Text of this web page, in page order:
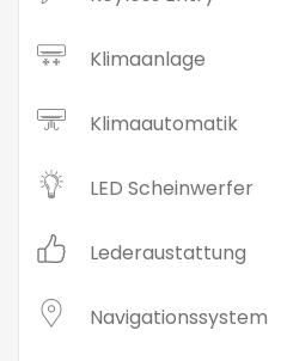
Klimaanlage
Klimaautomatik
LED Scheinwerfer
Lederaustattung
Navigationssystem